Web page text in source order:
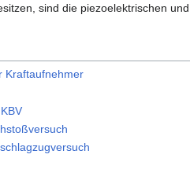
sind die piezoelektrischen
Kraftaufnehmer